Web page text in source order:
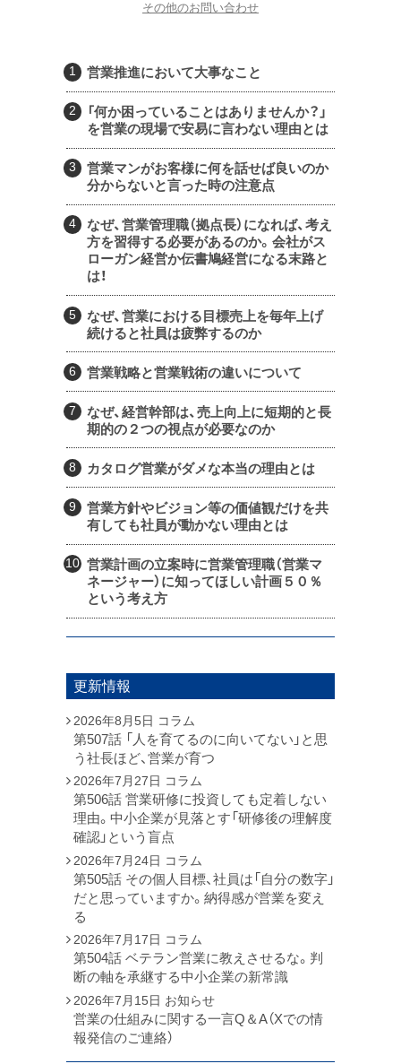
その他のお問い合わせ
営業推進において大事なこと
「何か困っていることはありませんか？」
を営業の現場で安易に言わない理由とは
営業マンがお客様に何を話せば良いのか
分からないと言った時の注意点
なぜ、営業管理職（拠点長）になれば、考え
方を習得する必要があるのか。会社がス
ローガン経営か伝書鳩経営になる末路と
は！
なぜ、営業における目標売上を毎年上げ
続けると社員は疲弊するのか
営業戦略と営業戦術の違いについて
なぜ、経営幹部は、売上向上に短期的と長
期的の２つの視点が必要なのか
カタログ営業がダメな本当の理由とは
営業方針やビジョン等の価値観だけを共
有しても社員が動かない理由とは
営業計画の立案時に営業管理職（営業マ
ネージャー）に知ってほしい計画５０％
という考え方
更新情報
2026年8月5日 コラム
第507話 「人を育てるのに向いてない」と思
う社長ほど、営業が育つ
2026年7月27日 コラム
第506話 営業研修に投資しても定着しない
理由。中小企業が見落とす「研修後の理解度
確認」という盲点
2026年7月24日 コラム
第505話 その個人目標、社員は「自分の数字」
だと思っていますか。納得感が営業を変え
る
2026年7月17日 コラム
第504話 ベテラン営業に教えさせるな。判
断の軸を承継する中小企業の新常識
2026年7月15日 お知らせ
営業の仕組みに関する一言Q＆A（Xでの情
報発信のご連絡）